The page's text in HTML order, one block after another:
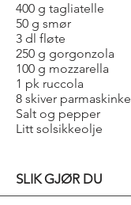
400 g tagliatelle
50 g smør
3 dl fløte
250 g gorgonzola
100 g mozzarella
1 pk ruccola
8 skiver parmaskinke
Salt og pepper
Litt solsikkeolje
SLIK GJØR DU